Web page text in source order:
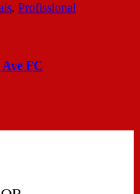
, Profissional
Ave FC